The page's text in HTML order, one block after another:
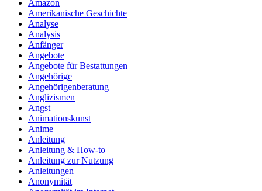
Amazon
Amerikanische Geschichte
Analyse
Analysis
Anfänger
Angebote
Angebote für Bestattungen
Angehörige
Angehörigenberatung
Anglizismen
Angst
Animationskunst
Anime
Anleitung
Anleitung & How‑to
Anleitung zur Nutzung
Anleitungen
Anonymität